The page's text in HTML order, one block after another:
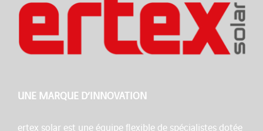
UNE MARQUE D’INNOVATION
ertex solar est une équipe flexible de spécialistes dotée